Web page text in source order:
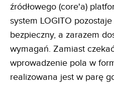
źródłowego (core'a)
system LOGITO
bezpieczny, a zarazem
wymagań. Zamiast
wprowadzenie pola w
realizowana jest w parę